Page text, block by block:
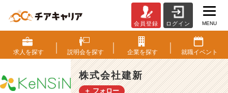
式
会
社
建
新
会員登録 ログイン MENU
求人を探す 説明会を探す 企業を探す 就職イベント
株式会社建新
＋ フォロー